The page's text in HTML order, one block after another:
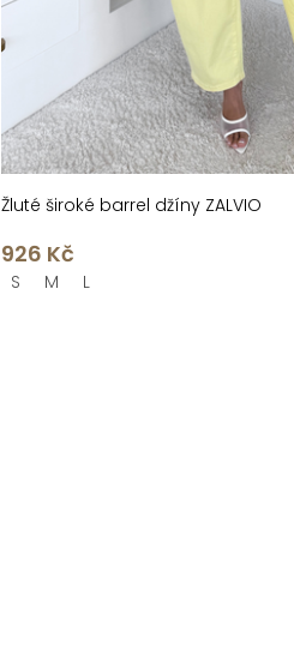
Žluté široké barrel džíny ZALVIO
926 Kč
S M L